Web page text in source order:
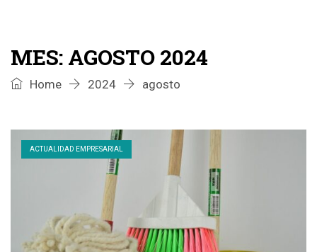
MES: AGOSTO 2024
Home 2024 agosto
ACTUALIDAD EMPRESARIAL